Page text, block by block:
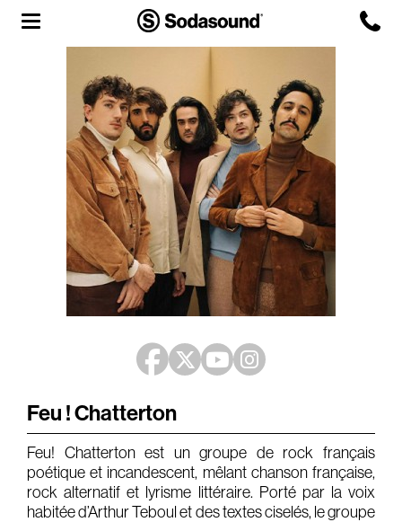
Agency
Team
Headquarters
3D Tour
Label
Studios
Gears & Instruments
Music
Recording
Feu ! Chatterton
Feu! Chatterton est un groupe de rock français
poétique et incandescent, mêlant chanson française,
rock alternatif et lyrisme littéraire. Porté par la voix
habitée d’Arthur Teboul et des textes ciselés, le groupe